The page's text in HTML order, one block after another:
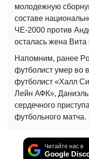
молодежную
составе
ЧЕ-2000 против
осталась жена
Напомним, ранее
футболист умер во
футболист «Халл
Лейн АФК», Даниэль
сердечного
футбольного матча.
Читайте нас в
Google